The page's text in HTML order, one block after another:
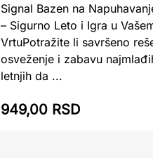
Signal Bazen na
– Sigurno Leto i Igra u
VrtuPotražite li savršeno
osveženje i zabavu
letnjih da ...
949,00 RSD